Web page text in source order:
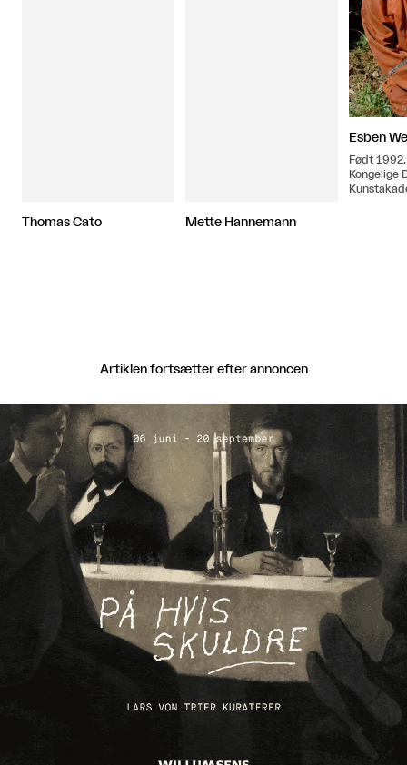
Thomas Cato Mette Hannemann
Esben
Født
Kongelige
Artiklen fortsætter efter annoncen